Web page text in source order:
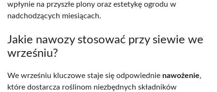
wpłynie na przyszłe plony oraz estetykę ogrodu w
nadchodzących miesiącach.
Jakie nawozy stosować przy siewie we
wrześniu?
We wrześniu kluczowe staje się odpowiednie nawożenie,
które dostarcza roślinom niezbędnych składników